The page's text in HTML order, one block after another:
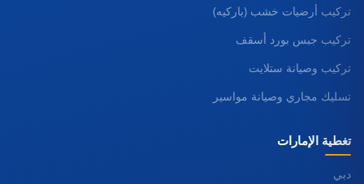
تركيب أرضيات خشب (باركيه)
تركيب جبس بورد أسقف
تركيب وصيانة ستلايت
تسليك مجاري وصيانة مواسير
تغطية الإمارات
دبي